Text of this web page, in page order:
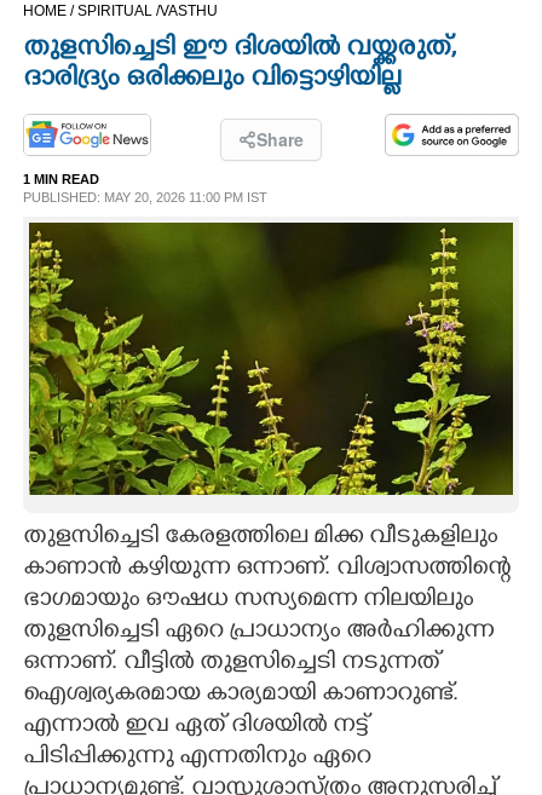
LIFESTYLE
SPIRITUAL
INFO+
ART
LITERATURE
ZOOM
HOME /SPIRITUAL /VASTHU
തുളസിച്ചെടി ഈ ദിശയില്‍ വയ്ക്കരുത്,
ദാരിദ്ര്യം ഒരിക്കലും വിട്ടൊഴിയില്ല
Share
1 MIN READ
PUBLISHED: MAY 20, 2026 11:00 PM IST
തുളസിച്ചെടി കേരളത്തിലെ മിക്ക വീടുകളിലും
കാണാന്‍ കഴിയുന്ന ഒന്നാണ്. വിശ്വാസത്തിന്റെ
ഭാഗമായും ഔഷധ സസ്യമെന്ന നിലയിലും
തുളസിച്ചെടി ഏറെ പ്രാധാന്യം അര്‍ഹിക്കുന്ന
ഒന്നാണ്. വീട്ടില്‍ തുളസിച്ചെടി നടുന്നത്
ഐശ്വര്യകരമായ കാര്യമായി കാണാറുണ്ട്.
എന്നാല്‍ ഇവ ഏത് ദിശയില്‍ നട്ട്
പിടിപ്പിക്കുന്നു എന്നതിനും ഏറെ